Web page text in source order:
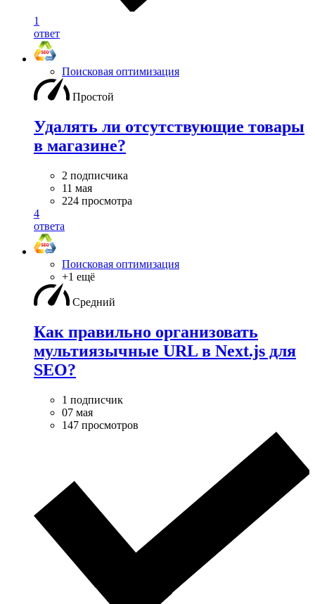
1
ответ
Поисковая оптимизация
Простой
Удалять ли отсутствующие товары
в магазине?
2 подписчика
11 мая
224 просмотра
4
ответа
Поисковая оптимизация
+1 ещё
Средний
Как правильно организовать
мультиязычные URL в Next.js для
SEO?
1 подписчик
07 мая
147 просмотров